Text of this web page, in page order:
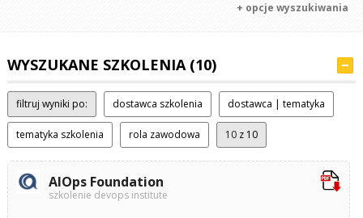
+ opcje wyszukiwania
WYSZUKANE SZKOLENIA (10)
filtruj wyniki po: dostawca szkolenia dostawca | tematyka
tematyka szkolenia rola zawodowa 10z 10
AIOps Foundation
szkolenie devops institute